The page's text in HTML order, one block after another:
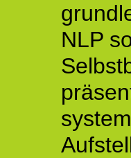
NLP